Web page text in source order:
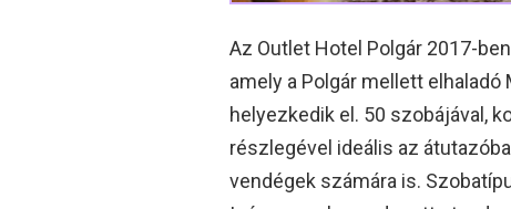
Az Outlet Hotel Polgár 2017-
amely a Polgár mellett
helyezkedik el. 50 szobájával,
részlegével ideális az
vendégek számára is.